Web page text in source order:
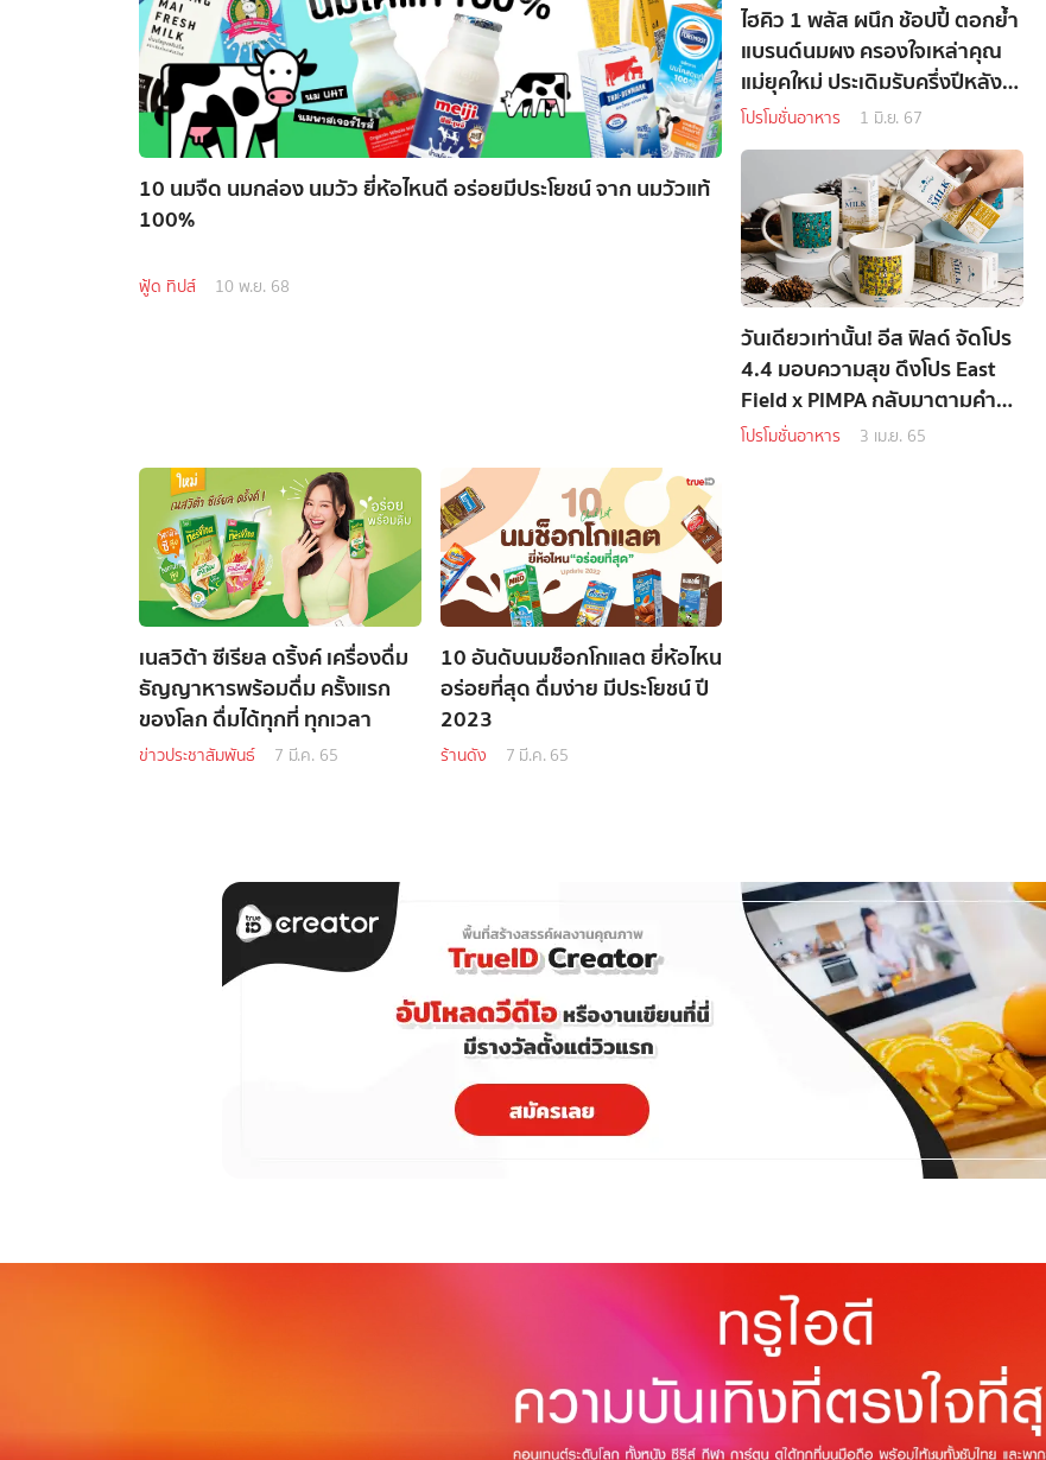
10 นมจืด นมกล่อง นมวัว ยี่ห้อไหนดี อร่อยมีประโยชน์ จาก นมวัวแท้
100%
ฟู้ด ทิปส์ 10 พ.ย. 68
ไฮคิว 1 พลัส ผนึก ช้อปปี้ ตอกย้ำ
แบรนด์นมผง ครองใจเหล่าคุณ
แม่ยุคใหม่ ประเดิมรับครึ่งปีหลัง
เดินหน้าร่วมแคมเปญ Shopee
6.6
โปรโมชั่นอาหาร 1 มิ.ย. 67
วันเดียวเท่านั้น! อีส ฟิลด์ จัดโปร
4.4 มอบความสุข ดึงโปร East
Field x PIMPA กลับมาตามคำ
เรียกร้อง
โปรโมชั่นอาหาร 3 เม.ย. 65
เนสวิต้า ซีเรียล ดริ้งค์ เครื่องดื่ม
ธัญญาหารพร้อมดื่ม ครั้งแรก
ของโลก ดื่มได้ทุกที่ ทุกเวลา
ข่าวประชาสัมพันธ์ 7 มี.ค. 65
10 อันดับนมช็อกโกแลต ยี่ห้อไหน
อร่อยที่สุด ดื่มง่าย มีประโยชน์ ปี
2023
ร้านดัง 7 มี.ค. 65